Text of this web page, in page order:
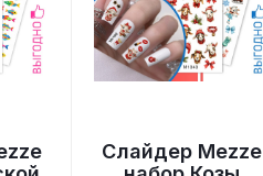
Слайдер Mezze